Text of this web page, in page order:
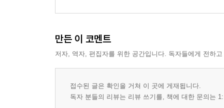
만든 이 코멘트
저자, 역자, 편집자를 위한 공간입니다. 독자들에게 전하
접수된 글은 확인을 거쳐 이 곳에 게재됩니다.
독자 분들의 리뷰는 리뷰 쓰기를, 책에 대한 문의는